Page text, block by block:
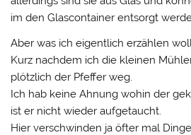
im den Glascontainer entsorgt
Aber was ich eigentlich erzählen
Kurz nachdem ich die kleinen
plötzlich der Pfeffer weg.
Ich hab keine Ahnung wohin der
ist er nicht wieder aufgetaucht.
Hier verschwinden ja öfter mal